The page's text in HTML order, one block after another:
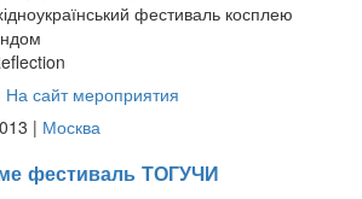
фестиваль косплею
На сайт мероприятия
| Москва
фестиваль ТОГУЧИ